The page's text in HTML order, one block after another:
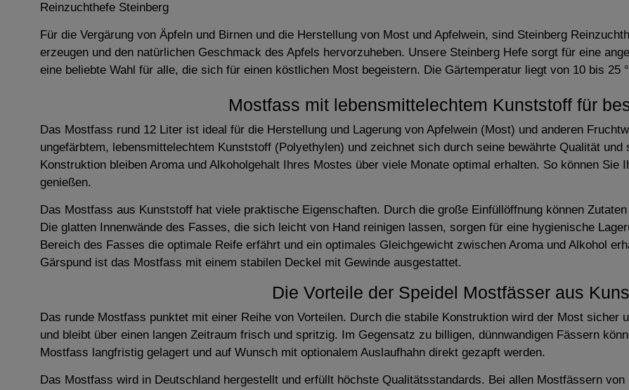
Reinzuchthefe Steinberg
Für die Vergärung von Äpfeln und Birnen und die Herstellung von Most und Apfelwein, sind Steinberg
erzeugen und den natürlichen Geschmack des Apfels hervorzuheben. Unsere Steinberg Hefe sorgt für eine
eine beliebte Wahl für alle, die sich für einen köstlichen Most begeistern. Die Gärtemperatur liegt von 10 bis 25
Mostfass mit lebensmittelechtem Kunststoff für
Das Mostfass rund 12 Liter ist ideal für die Herstellung und Lagerung von Apfelwein (Most) und anderen
ungefärbtem, lebensmittelechtem Kunststoff (Polyethylen) und zeichnet sich durch seine bewährte Qualität
Konstruktion bleiben Aroma und Alkoholgehalt Ihres Mostes über viele Monate optimal erhalten. So können
genießen.
Das Mostfass aus Kunststoff hat viele praktische Eigenschaften. Durch die große Einfüllöffnung können
Die glatten Innenwände des Fasses, die sich leicht von Hand reinigen lassen, sorgen für eine hygienische
Bereich des Fasses die optimale Reife erfährt und ein optimales Gleichgewicht zwischen Aroma und Alkohol
Gärspund ist das Mostfass mit einem stabilen Deckel mit Gewinde ausgestattet.
Die Vorteile der Speidel Mostfässer aus
Das runde Mostfass punktet mit einer Reihe von Vorteilen. Durch die stabile Konstruktion wird der Most sicher
und bleibt über einen langen Zeitraum frisch und spritzig. Im Gegensatz zu billigen, dünnwandigen Fässern
Mostfass langfristig gelagert und auf Wunsch mit optionalem Auslaufhahn direkt gezapft werden.
Das Mostfass wird in Deutschland hergestellt und erfüllt höchste Qualitätsstandards. Bei allen Mostfässern